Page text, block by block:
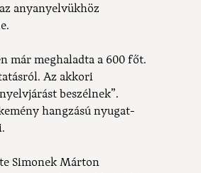
anyanyelvükhöz
már meghaladta a 600 főt.
Az akkori
beszélnek”.
hangzású nyugat-
Simonek Márton